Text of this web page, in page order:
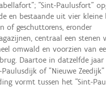
"Sint-Paulusfort"
en bestaande uit vier kleine
of geschuttorens, eronder
centraal een stenen
omwald en voorzien van
Daartoe in datzelfde jaar
Paulusdijk of "Nieuwe
vormt tussen het "Sint-